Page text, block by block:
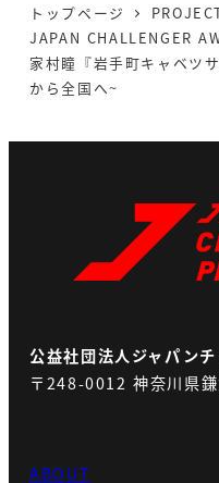
トップページ
JAPAN CHALLENGER
家村瞳『岩手町キャベツ
から全国へ~
公益社団法人ジャパン
〒248-0012 神奈川県
ABOUT